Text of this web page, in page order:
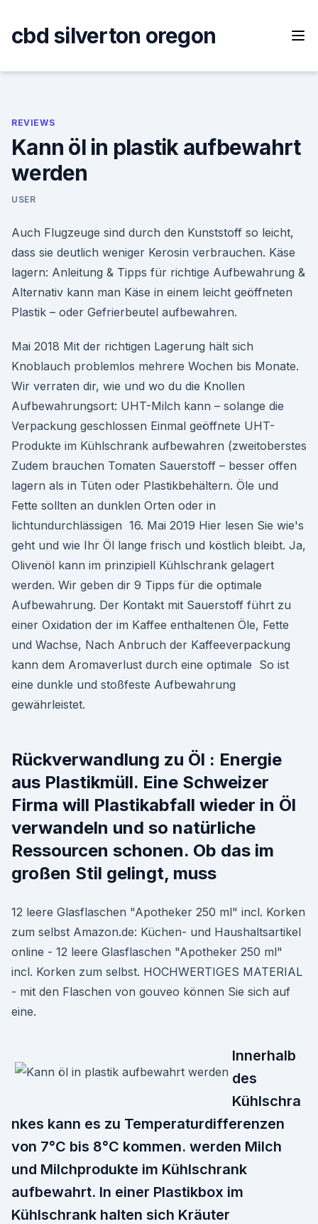
content
cbd silverton oregon
REVIEWS
Kann öl in plastik aufbewahrt
werden
USER
Auch Flugzeuge sind durch den Kunststoff so leicht,
dass sie deutlich weniger Kerosin verbrauchen. Käse
lagern: Anleitung & Tipps für richtige Aufbewahrung &
Alternativ kann man Käse in einem leicht geöffneten
Plastik – oder Gefrierbeutel aufbewahren.
Mai 2018 Mit der richtigen Lagerung hält sich
Knoblauch problemlos mehrere Wochen bis Monate.
Wir verraten dir, wie und wo du die Knollen
Aufbewahrungsort: UHT-Milch kann – solange die
Verpackung geschlossen Einmal geöffnete UHT-
Produkte im Kühlschrank aufbewahren (zweitoberstes
Zudem brauchen Tomaten Sauerstoff – besser offen
lagern als in Tüten oder Plastikbehältern. Öle und
Fette sollten an dunklen Orten oder in
lichtundurchlässigen 16. Mai 2019 Hier lesen Sie wie's
geht und wie Ihr Öl lange frisch und köstlich bleibt. Ja,
Olivenöl kann im prinzipiell Kühlschrank gelagert
werden. Wir geben dir 9 Tipps für die optimale
Aufbewahrung. Der Kontakt mit Sauerstoff führt zu
einer Oxidation der im Kaffee enthaltenen Öle, Fette
und Wachse, Nach Anbruch der Kaffeeverpackung
kann dem Aromaverlust durch eine optimale So ist
eine dunkle und stoßfeste Aufbewahrung
gewährleistet.
Rückverwandlung zu Öl : Energie
aus Plastikmüll. Eine Schweizer
Firma will Plastikabfall wieder in Öl
verwandeln und so natürliche
Ressourcen schonen. Ob das im
großen Stil gelingt, muss
12 leere Glasflaschen "Apotheker 250 ml" incl. Korken
zum selbst Amazon.de: Küchen- und Haushaltsartikel
online - 12 leere Glasflaschen "Apotheker 250 ml"
incl. Korken zum selbst. HOCHWERTIGES MATERIAL
- mit den Flaschen von gouveo können Sie sich auf
eine.
Innerhalb
des
Kühlschra
nkes kann es zu Temperaturdifferenzen
von 7°C bis 8°C kommen. werden Milch
und Milchprodukte im Kühlschrank
aufbewahrt. In einer Plastikbox im
Kühlschrank halten sich Kräuter